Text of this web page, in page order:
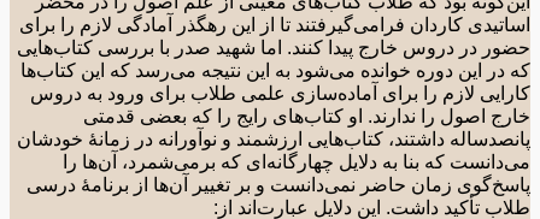
کاردان فرامی‌گیرفتند تا از این رهگذر آمادگی لازم را برای
در دروس خارج پیدا کنند. اما شهید صدر با بررسی کتاب‌هایی
در این دوره خوانده می‌شود به این نتیجه می‌رسد که این کتاب‌ها
لازم را برای آماده‌سازی علمی طلاب برای ورود به دروس
اصول را ندارند. او کتاب‌های رایج را که بعضی قدمتی
داشتند، کتاب‌هایی ارزشمند و نوآورانه در زمانۀ خودشان
که بنا به دلایل چهارگانه‌ای که برمی‌شمرد، آن‌ها را
زمان حاضر نمی‌دانست و بر تغییر آن‌ها از برنامۀ درسی
تأکید داشت. این دلایل عبارت‌اند از: